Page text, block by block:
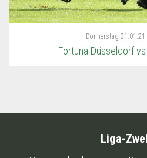
Donnerstag 21.01.21
Fortuna Düsseldorf
Liga-